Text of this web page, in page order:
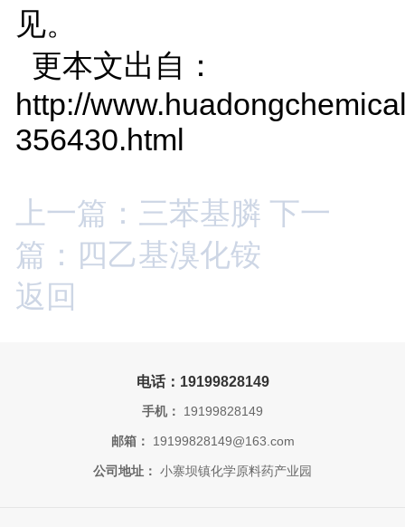
见。
更本文出自：
http://
356430.html
上一篇：三苯基膦 下一
篇：四乙基溴化铵
返回
电话：19199828149
手机： 19199828149
邮箱： 19199828149@163.com
公司地址： 小寨坝镇化学原料药产业园